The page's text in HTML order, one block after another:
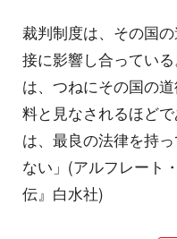
裁判制度は、その国
接に影響し合ってい
は、つねにその国の
料と見なされるほど
は、最良の法律を持
ない」(アルフレート
伝』白水社)